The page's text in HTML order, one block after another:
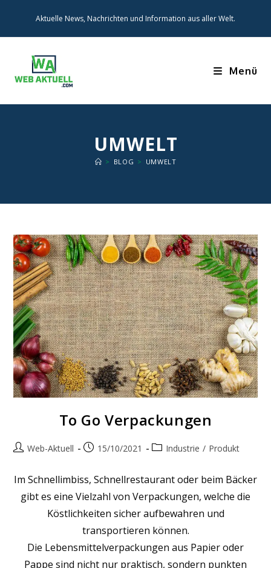
springen
Aktuelle News, Nachrichten und Information aus aller Welt.
Menü
UMWELT
> BLOG > UMWELT
To Go Verpackungen
Beitrags-
Web-Aktuell
Beitrag15/10/2021
Beitrags-
Industrie / Produkt
Im Schnellimbiss, Schnellrestaurant oder beim Bäcker
gibt es eine Vielzahl von Verpackungen, welche die
Köstlichkeiten sicher aufbewahren und
transportieren können.
Die Lebensmittelverpackungen aus Papier oder
Pappe sind nicht nur praktisch, sondern punkten